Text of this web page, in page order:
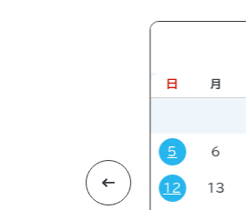
対象者
20
日 月
5 6
12 13